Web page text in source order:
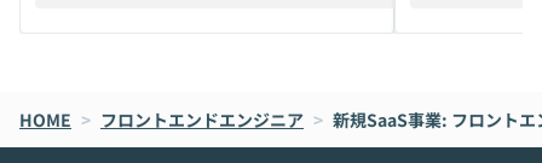
メルカリでの判断基準をもとに「なぜClau
oworkの基本的な機能をご紹介いただきま
す。 続く公開デモでは、実際にCoworkを
それぞれの本当
は、LLMのフル
ント構築の最前
HOME > フロントエンドエンジニア > 新規SaaS事業: フロント